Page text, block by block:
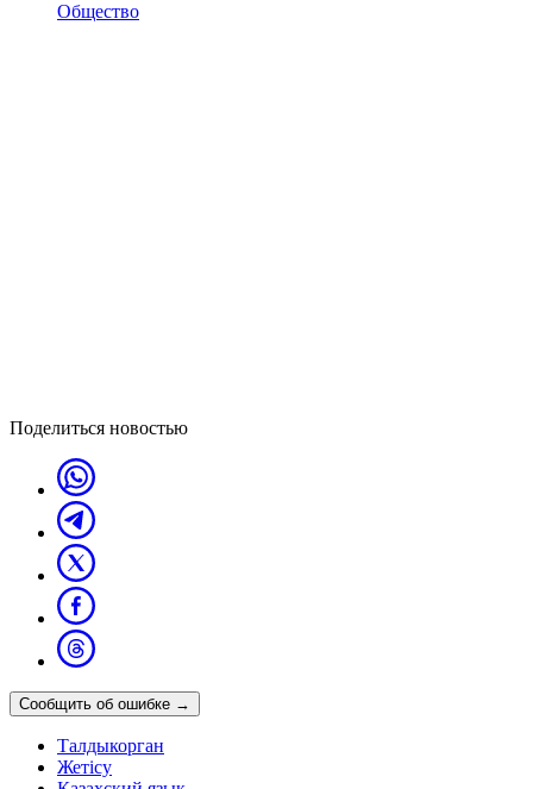
Общество
Поделиться новостью
Сообщить об ошибке →
Талдыкорган
Жетісу